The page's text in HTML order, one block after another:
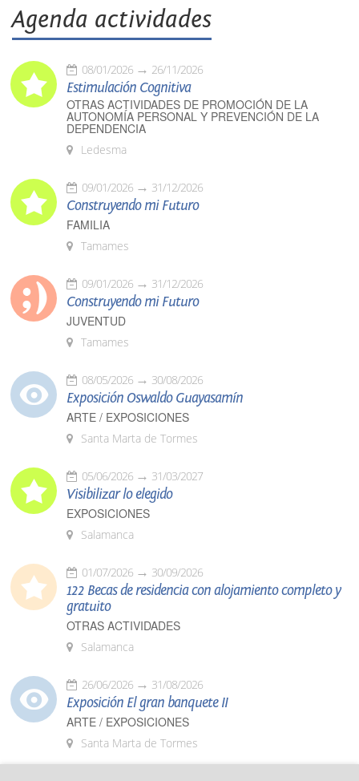
Agenda actividades
08/01/2026 26/11/2026
Estimulación Cognitiva
OTRAS ACTIVIDADES DE PROMOCIÓN DE LA
AUTONOMÍA PERSONAL Y PREVENCIÓN DE LA
DEPENDENCIA
Ledesma
09/01/2026 31/12/2026
Construyendo mi Futuro
FAMILIA
Tamames
09/01/2026 31/12/2026
Construyendo mi Futuro
JUVENTUD
Tamames
08/05/2026 30/08/2026
Exposición Oswaldo Guayasamín
ARTE / EXPOSICIONES
Santa Marta de Tormes
05/06/2026 31/03/2027
Visibilizar lo elegido
EXPOSICIONES
Salamanca
01/07/2026 30/09/2026
122 Becas de residencia con alojamiento completo y
gratuito
OTRAS ACTIVIDADES
Salamanca
26/06/2026 31/08/2026
Exposición El gran banquete II
ARTE / EXPOSICIONES
Santa Marta de Tormes